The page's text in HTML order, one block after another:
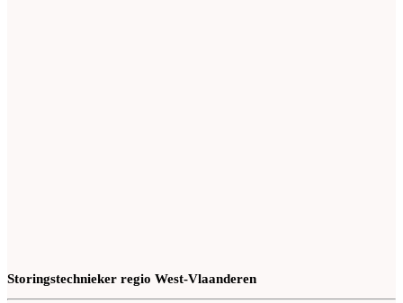
Storingstechnieker regio West-Vlaanderen